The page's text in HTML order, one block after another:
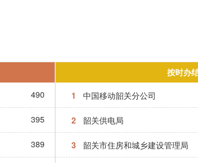
490
395
389
按时办
1
中国移动韶关分公司
2 韶关供电局
3 韶关市住房和城乡建设管理局